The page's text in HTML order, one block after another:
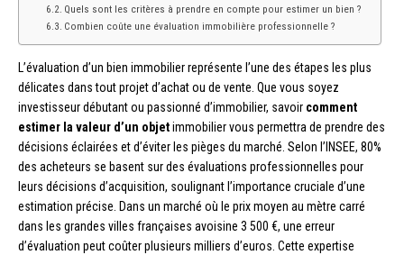
Quels sont les critères à prendre en compte pour estimer un bien ?
Combien coûte une évaluation immobilière professionnelle ?
L’évaluation d’un bien immobilier représente l’une des étapes les plus
délicates dans tout projet d’achat ou de vente. Que vous soyez
investisseur débutant ou passionné d’immobilier, savoir comment
estimer la valeur d’un objetimmobilier vous permettra de prendre des
décisions éclairées et d’éviter les pièges du marché. Selon l’INSEE, 80%
des acheteurs se basent sur des évaluations professionnelles pour
leurs décisions d’acquisition, soulignant l’importance cruciale d’une
estimation précise. Dans un marché où le prix moyen au mètre carré
dans les grandes villes françaises avoisine 3 500 €, une erreur
d’évaluation peut coûter plusieurs milliers d’euros. Cette expertise